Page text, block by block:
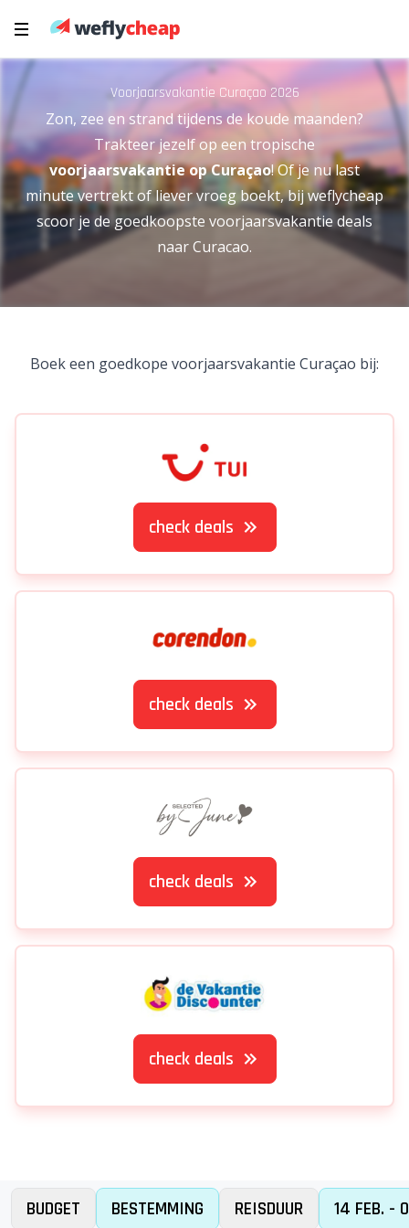
Voorjaarsvakantie Curaçao 2026
Zon, zee en strand tijdens de koude maanden?
Trakteer jezelf op een tropische
voorjaarsvakantie opCuraçao! Of je nu last
minute vertrekt of liever vroeg boekt, bij weflycheap
scoor je de goedkoopste voorjaarsvakantie deals
naar Curacao.
Boek een goedkope voorjaarsvakantie Curaçao bij:
check deals
check deals
check deals
check deals
BUDGET BESTEMMING REISDUUR 14 FEB. -